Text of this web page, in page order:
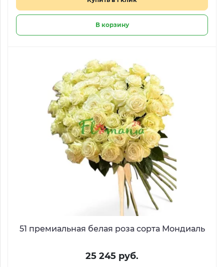
В корзину
51 премиальная белая роза сорта Мондиаль
25 245 руб.